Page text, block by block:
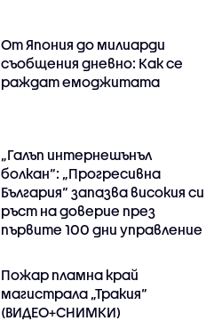
От Япония до милиарди
съобщения дневно: Как се
раждат емоджитата
„Галъп интернешънъл
болкан“: „Прогресивна
България“ запазва високия си
ръст на доверие през
първите 100 дни управление
Пожар пламна край
магистрала „Тракия“
(ВИДЕО+СНИМКИ)